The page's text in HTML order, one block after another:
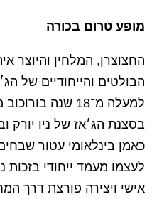
מופע טרום בכורה
החצוצרן, המלחין והיוצר
הבולטים והייחודיים של
למעלה מ־18 שנה
בסצנת הג׳אז של ניו יורק
כאמן בינלאומי עטור
לעצמו מעמד ייחודי בזכות
אישי ויצירה פורצת דרך